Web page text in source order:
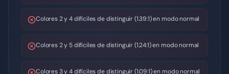
Colores 2 y 4 difíciles de distinguir (1.39:1) en modo normal
Colores 2 y 5 difíciles de distinguir (1.24:1) en modo normal
Colores 3 y 4 difíciles de distinguir (1.09:1) en modo normal